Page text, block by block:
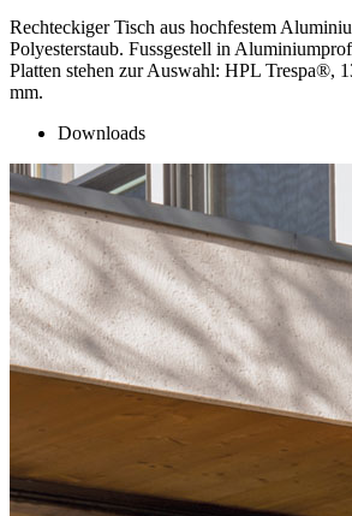
Rechteckiger Tisch aus hochfestem
Polyesterstaub. Fussgestell in
Platten stehen zur Auswahl: HPL Trespa®,
mm.
Downloads